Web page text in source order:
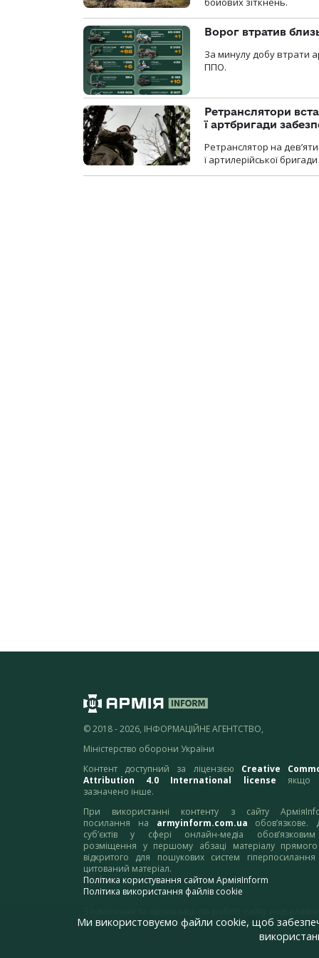
Ворог втратив
За минулу добу втрати
ППО.
Ретранслятори
ї артбригади
Ретранслятор на
ї артилерійської
© 2018 - 2026, ІНФОРМАЦІЙНЕ АГЕНТСТВО,
Міністерство оборони України
Контент доступний за ліцензією Creative
Attribution 4.0 International license якщо
зазначено інше.
При використанні контенту з сайту
посилання на armyinform.com.ua обов’язкове.
суб’єктів у сфері онлайн-медіа
розміщення у першому абзаці матеріалу
відкритого для пошукових систем
цитований матеріал.
Політика користування сайтом АрміяInform
Політика використання файлів cookie
адресу:webmaster@armyinform.com.ua
Ми використовуємо файли cookie, щоб